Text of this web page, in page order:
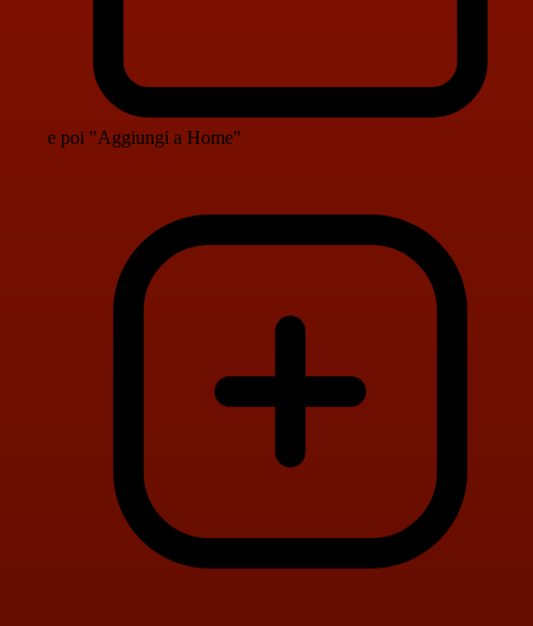
e poi "Aggiungi a Home"